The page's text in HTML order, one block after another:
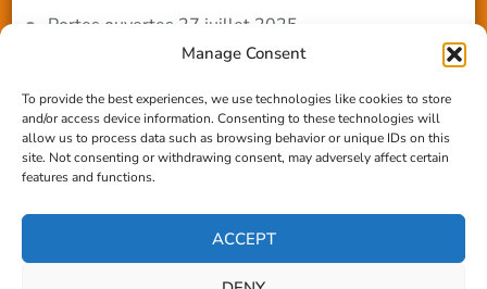
Manage Consent
To provide the best experiences, we use technologies like cookies to store
and/or access device information. Consenting to these technologies will
allow us to process data such as browsing behavior or unique IDs on this
site. Not consenting or withdrawing consent, may adversely affect certain
features and functions.
ACCEPT
Portes ouvertes 27 juillet 2025
Reportage TV Com
Construction en terre-paille
Chantier Participatif Terre Paille 6/7/24